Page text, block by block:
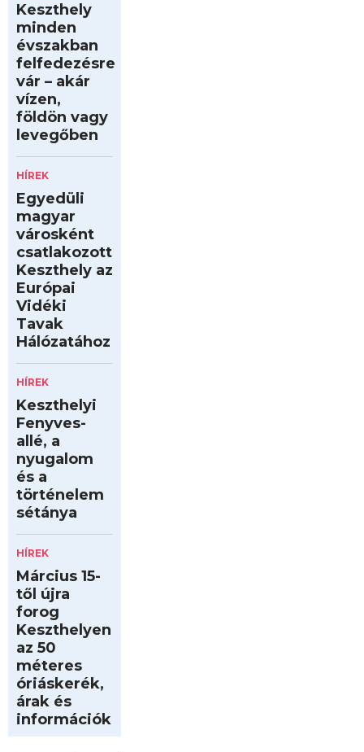
Keszthely
minden
évszakban
felfedezésre
vár – akár
vízen,
földön vagy
levegőben
HÍREK
Egyedüli
magyar
városként
csatlakozott
Keszthely az
Európai
Vidéki
Tavak
Hálózatához
HÍREK
Keszthelyi
Fenyves-
allé, a
nyugalom
és a
történelem
sétánya
HÍREK
Március 15-
től újra
forog
Keszthelyen
az 50
méteres
óriáskerék,
árak és
információk